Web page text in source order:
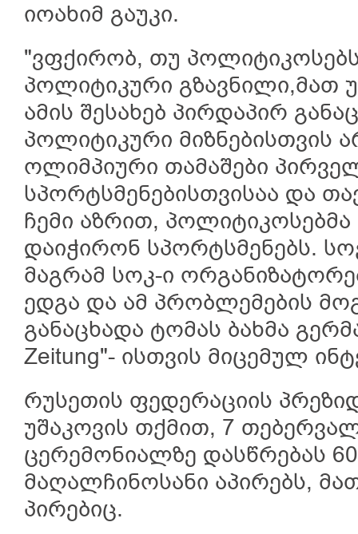
იოახიმ გაუკი.
"ვფქირობ, თუ პოლიტიკოსებს
პოლიტიკური გზავნილი,მათ
ამის შესახებ პირდაპირ
პოლიტიკური მიზნებისთვის
ოლიმპიური თამაშები
სპორტსმენებისთვისაა და
ჩემი აზრით,
დაიჭირონ სპორტსმენებს.
მაგრამ სოკ-ი
ედგა და ამ პრობლემების
განაცხადა ტომას ბახმა
Zeitung"- ისთვის მიცემულ
რუსეთის ფედერაციის
უშაკოვის თქმით, 7
ცერემონიალზე დასწრებას
მაღალჩინოსანი აპირებს,
პირებიც.